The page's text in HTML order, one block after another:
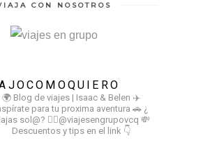
CON NOSOTROS
🌍 Blog de viajes | Isaac & Belen ✈️
para tu proxima aventura 🚗 ¿
sol@? 👉🏻@viajesengrupovcq 💸
Descuentos y tips en el link 👇